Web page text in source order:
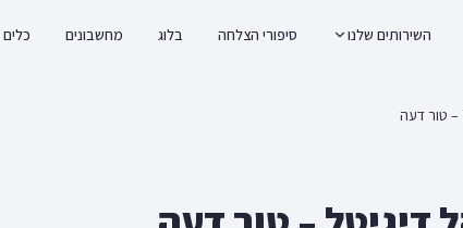
השירותים שלנו סיפורי הצלחה בלוג מחשבונים כלים
– טור דעה